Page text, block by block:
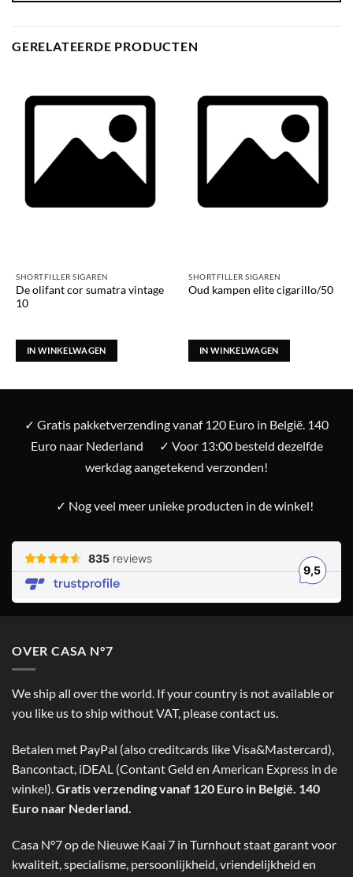
GERELATEERDE PRODUCTEN
SHORTFILLER SIGAREN
De olifant cor sumatra vintage
10
IN WINKELWAGEN
SHORTFILLER SIGAREN
Oud kampen elite cigarillo/50
IN WINKELWAGEN
✓ Gratis pakketverzending vanaf 120 Euro in België. 140
Euro naar Nederland
✓ Voor 13:00 besteld dezelfde
werkdag aangetekend verzonden!
✓ Nog veel meer unieke producten in de winkel!
OVER CASA N°7
We ship all over the world. If your country is not available or
you like us to ship without VAT, please contact us.
Betalen met PayPal (also creditcards like Visa&Mastercard),
Bancontact, iDEAL (Contant Geld en American Express in de
winkel).Gratis verzending vanaf 120 Euro in België. 140
Euro naar Nederland.
Casa N°7 op de Nieuwe Kaai 7 in Turnhout staat garant voor
kwaliteit, specialisme, persoonlijkheid, vriendelijkheid en